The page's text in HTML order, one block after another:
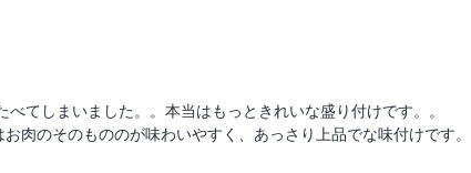
てしまいました。。本当はもっときれいな盛り付けです。。
肉のそのもののが味わいやすく、あっさり上品でな味付けです。